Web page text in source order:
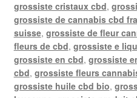
grossiste cristaux cbd,
grossiste de cannabis cbd
suisse, grossiste de fleur
fleurs de cbd, grossiste e
grossiste en cbd, grossiste
cbd, grossiste fleurs
grossiste huile cbd bio,